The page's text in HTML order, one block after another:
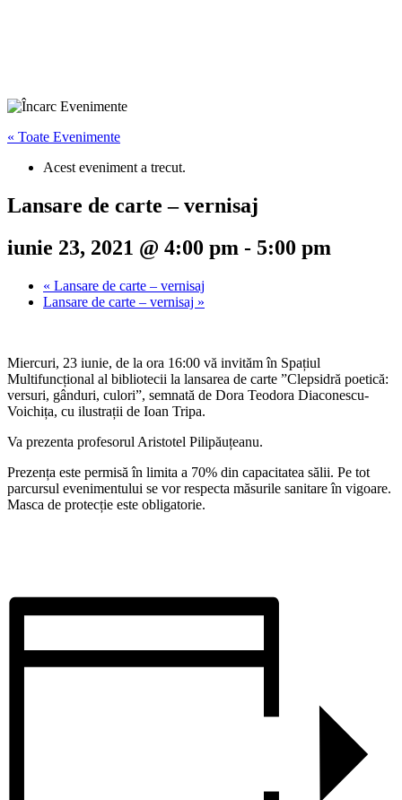
« Toate Evenimente
Acest eveniment a trecut.
Lansare de carte – vernisaj
iunie 23, 2021 @ 4:00 pm - 5:00 pm
« Lansare de carte – vernisaj
Lansare de carte – vernisaj »
Miercuri, 23 iunie, de la ora 16:00 vă invităm în Spațiul
Multifuncțional al bibliotecii la lansarea de carte ”Clepsidră poetică:
versuri, gânduri, culori”, semnată de Dora Teodora Diaconescu-
Voichița, cu ilustrații de Ioan Tripa.
Va prezenta profesorul Aristotel Pilipăuțeanu.
Prezența este permisă în limita a 70% din capacitatea sălii. Pe tot
parcursul evenimentului se vor respecta măsurile sanitare în vigoare.
Masca de protecție este obligatorie.